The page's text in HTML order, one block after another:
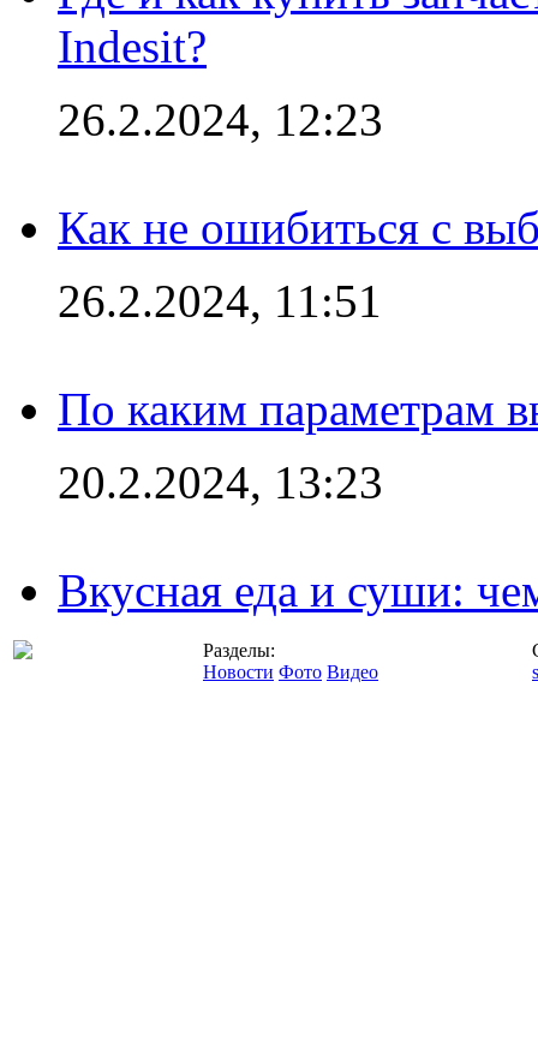
Indesit?
26.2.2024, 12:23
Как не ошибиться с
26.2.2024, 11:51
По каким параметрам
20.2.2024, 13:23
Вкусная еда и суши:
Разделы:
Новости Фото Видео